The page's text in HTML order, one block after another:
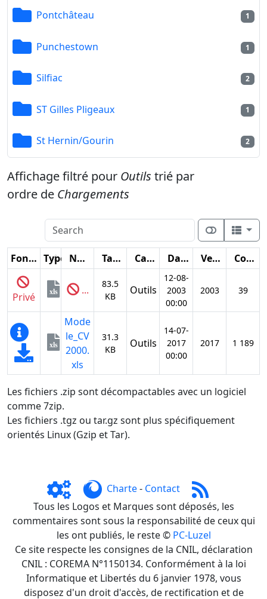
Pontchâteau 1
Punchestown 1
Silfiac 2
ST Gilles Pligeaux 1
St Hernin/Gourin 2
Affichage filtré pour Outils trié par
ordre de Chargements
Fonctions Type Nom Taille Catégorie Date Version Compteur
Privé xls ...
83.5
KB
Outils
12-08-
2003
00:00
2003 39
xls
Mode
le_CV
2000.
xls
31.3
KB
Outils
14-07-
2017
00:00
2017 1 189
Les fichiers .zip sont décompactables avec un logiciel
comme 7zip.
Les fichiers .tgz ou tar.gz sont plus spécifiquement
orientés Linux (Gzip et Tar).
Charte- Contact
Tous les Logos et Marques sont déposés, les
commentaires sont sous la responsabilité de ceux qui
les ont publiés, le reste © PC-Luzel
Ce site respecte les consignes de la CNIL, déclaration
CNIL : COREMA N°1150134. Conformément à la loi
Informatique et Libertés du 6 janvier 1978, vous
disposez d'un droit d'accès, de rectification et de